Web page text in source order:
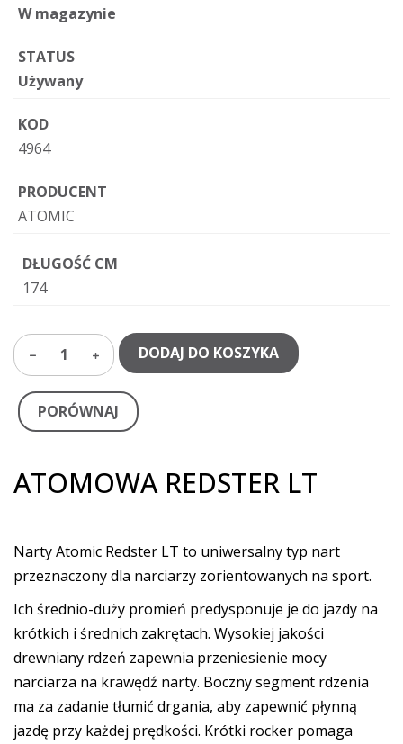
W magazynie
STATUS
Używany
KOD
4964
PRODUCENT
ATOMIC
DŁUGOŚĆ CM
174
1 DODAJ DO KOSZYKA
PORÓWNAJ
ATOMOWA REDSTER LT
Narty Atomic Redster LT to uniwersalny typ nart
przeznaczony dla narciarzy zorientowanych na sport.
Ich średnio-duży promień predysponuje je do jazdy na
krótkich i średnich zakrętach. Wysokiej jakości
drewniany rdzeń zapewnia przeniesienie mocy
narciarza na krawędź narty. Boczny segment rdzenia
ma za zadanie tłumić drgania, aby zapewnić płynną
jazdę przy każdej prędkości. Krótki rocker pomaga